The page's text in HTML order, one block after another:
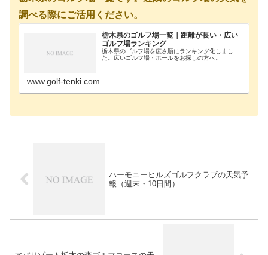
調べる際にご活用ください。
栃木県のゴルフ場一覧｜距離が長い・広い
ゴルフ場ランキング
栃木県のゴルフ場を広さ順にランキング化しまし
た。広いゴルフ場・ホールをお探しの方へ。
www.golf-tenki.com
ハーモニーヒルズゴルフクラブの天気予
報（週末・10日間）